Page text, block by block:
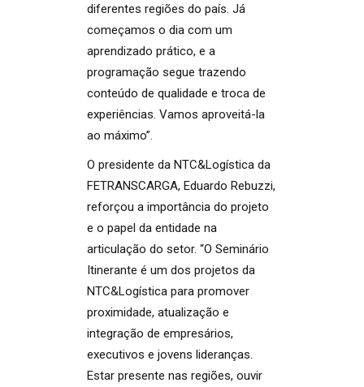
diferentes regiões do país. Já
começamos o dia com um
aprendizado prático, e a
programação segue trazendo
conteúdo de qualidade e troca de
experiências. Vamos aproveitá-la
ao máximo”.
O presidente da NTC&Logística da
FETRANSCARGA, Eduardo Rebuzzi,
reforçou a importância do projeto
e o papel da entidade na
articulação do setor. “O Seminário
Itinerante é um dos projetos da
NTC&Logística para promover
proximidade, atualização e
integração de empresários,
executivos e jovens lideranças.
Estar presente nas regiões, ouvir